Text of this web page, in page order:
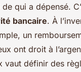
qui a dépensé.
bancaire. À
un
ont droit à
vaut définir des